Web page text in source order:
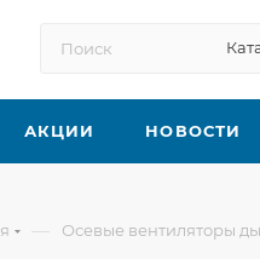
АКЦИИ НОВОСТИ
— Осевые вентиляторы